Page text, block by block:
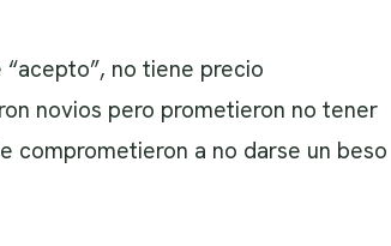
no tiene precio
novios pero prometieron no tener
comprometieron a no darse un beso